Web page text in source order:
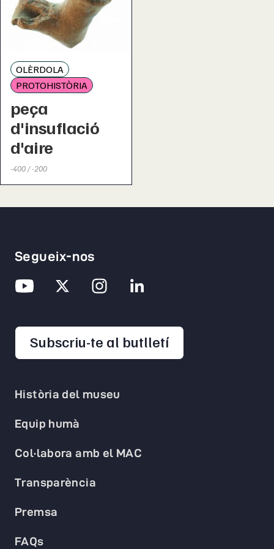
OLÈRDOLA
PROTOHISTÒRIA
peça
d'insuflació
d'aire
-400 / -200
Història del museu
Equip humà
Col·labora amb el MAC
Transparència
Premsa
FAQs
Segueix-nos
Subscriu-te al butlletíopens in a new